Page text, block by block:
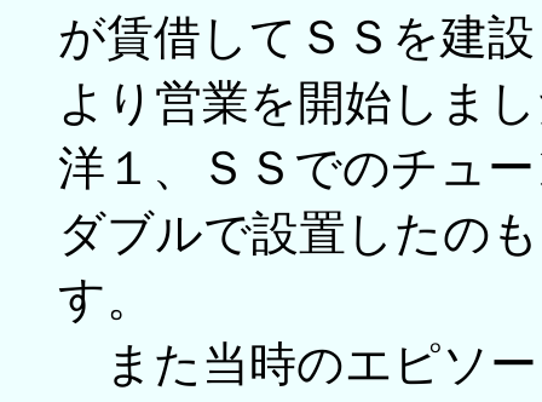
が賃借してＳＳを建
より営業を開始しま
洋１、ＳＳでのチュ
ダブルで設置したの
す。
また当時のエピソ